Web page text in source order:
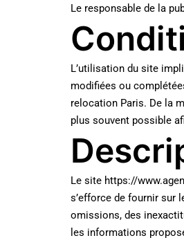
Le responsable de la
L’utilisation du site
modifiées ou
relocation Paris. De la
plus souvent possible
Le site https://
s’efforce de fournir sur
omissions, des
les informations